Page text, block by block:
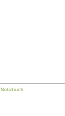
Notizbuch